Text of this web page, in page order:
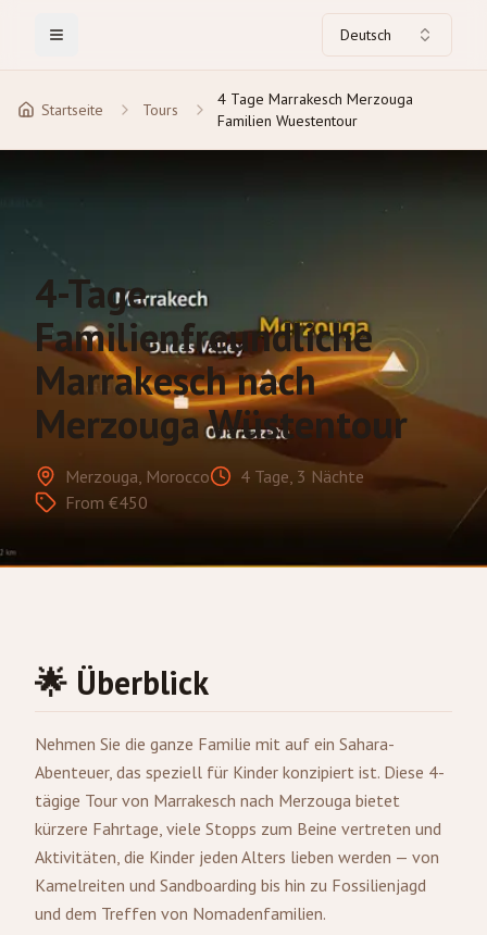
Toggle Menu Deutsch
Startseite Tours
4 Tage Marrakesch Merzouga
Familien Wuestentour
4-Tage
Familienfreundliche
Marrakesch nach
Merzouga Wüstentour
Merzouga, Morocco
4 Tage, 3 Nächte
From €450
🌟 Überblick
Nehmen Sie die ganze Familie mit auf ein Sahara-
Abenteuer, das speziell für Kinder konzipiert ist. Diese 4-
tägige Tour von Marrakesch nach Merzouga bietet
kürzere Fahrtage, viele Stopps zum Beine vertreten und
Aktivitäten, die Kinder jeden Alters lieben werden — von
Kamelreiten und Sandboarding bis hin zu Fossilienjagd
und dem Treffen von Nomadenfamilien.